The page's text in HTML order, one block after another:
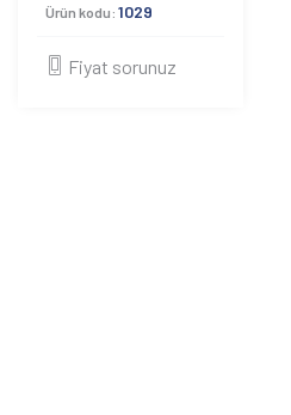
Ürün kodu: 1029
Fiyat sorunuz